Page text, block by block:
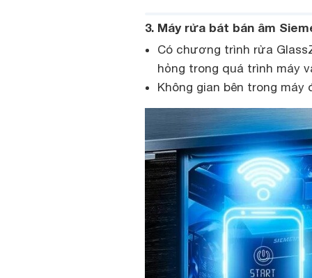
3. Máy rửa bát bán âm
Có chương trình rửa
hỏng trong quá trình máy
Không gian bên trong